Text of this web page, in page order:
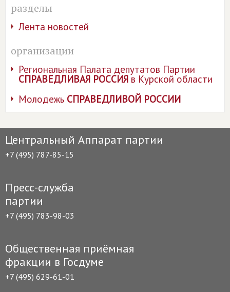
разделы
Лента новостей
организации
Региональная Палата депутатов Партии
СПРАВЕДЛИВАЯ РОССИЯв Курской области
Молодежь СПРАВЕДЛИВОЙ РОССИИ
Центральный Аппарат партии
+7 (495) 787-85-15
Пресс-служба
партии
+7 (495) 783-98-03
Общественная приёмная
фракции в Госдуме
+7 (495) 629-61-01